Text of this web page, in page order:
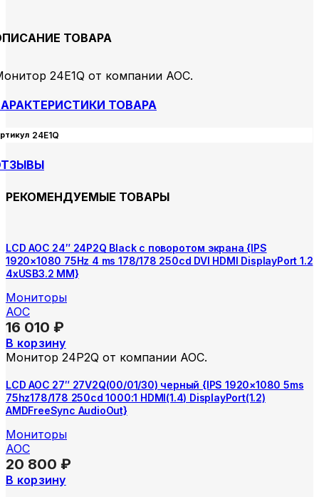
ТОВАРА
24E1Q от компании AOC.
ТОВАРА
24E1Q
РЕКОМЕНДУЕМЫЕ ТОВАРЫ
LCD AOC 24″ 24P2Q Black с поворотом экрана {IPS
1920×1080 75Hz 4 ms 178/178 250cd DVI HDMI DisplayPort 1.2
4xUSB3.2 MM}
Мониторы
AOC
16 010 ₽
В корзину
Монитор 24P2Q от компании AOC.
LCD AOC 27″ 27V2Q(00/01/30) черный {IPS 1920×1080 5ms
75hz178/178 250cd 1000:1 HDMI(1.4) DisplayPort(1.2)
AMDFreeSync AudioOut}
Мониторы
AOC
20 800 ₽
В корзину